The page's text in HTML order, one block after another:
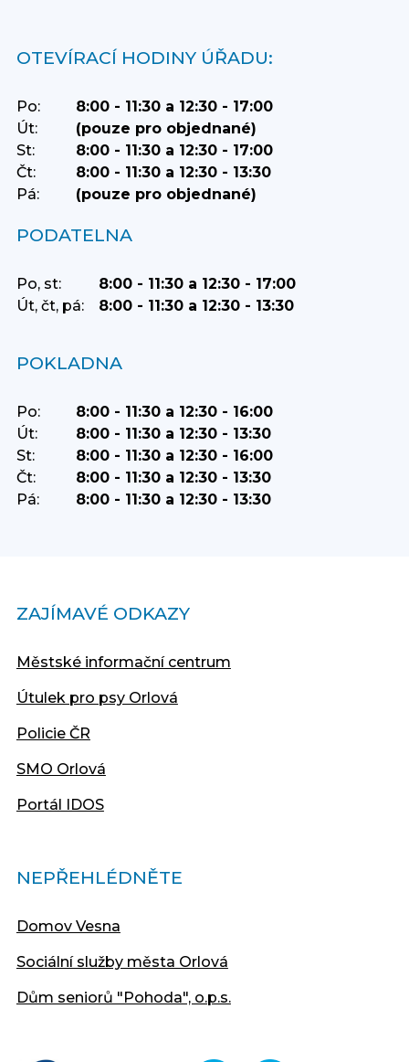
OTEVÍRACÍ HODINY ÚŘADU:
Po:
8:00 - 11:30 a 12:30 - 17:00
Út:
(pouze pro objednané)
St:
8:00 - 11:30 a 12:30 - 17:00
Čt:
8:00 - 11:30 a 12:30 - 13:30
Pá:
(pouze pro objednané)
PODATELNA
Po, st:
8:00 - 11:30 a 12:30 - 17:00
Út, čt, pá:
8:00 - 11:30 a 12:30 - 13:30
POKLADNA
Po:
8:00 - 11:30 a 12:30 - 16:00
Út:
8:00 - 11:30 a 12:30 - 13:30
St:
8:00 - 11:30 a 12:30 - 16:00
Čt:
8:00 - 11:30 a 12:30 - 13:30
Pá:
8:00 - 11:30 a 12:30 - 13:30
ZAJÍMAVÉ ODKAZY
Městské informační centrum
Útulek pro psy Orlová
Policie ČR
SMO Orlová
Portál IDOS
NEPŘEHLÉDNĚTE
Domov Vesna
Sociální služby města Orlová
Dům seniorů "Pohoda", o.p.s.